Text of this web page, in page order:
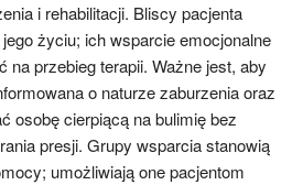
i rehabilitacji. Bliscy pacjenta
życiu; ich wsparcie emocjonalne
na przebieg terapii. Ważne jest, aby
o naturze zaburzenia oraz
osobę cierpiącą na bulimię bez
presji. Grupy wsparcia stanowią
umożliwiają one pacjentom